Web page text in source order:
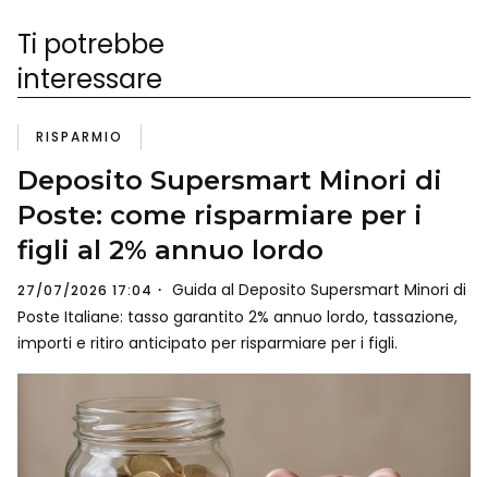
Ti potrebbe
interessare
RISPARMIO
Deposito Supersmart Minori di
Poste: come risparmiare per i
figli al 2% annuo lordo
27/07/2026 17:04
Guida al Deposito Supersmart Minori di
Poste Italiane: tasso garantito 2% annuo lordo, tassazione,
importi e ritiro anticipato per risparmiare per i figli.